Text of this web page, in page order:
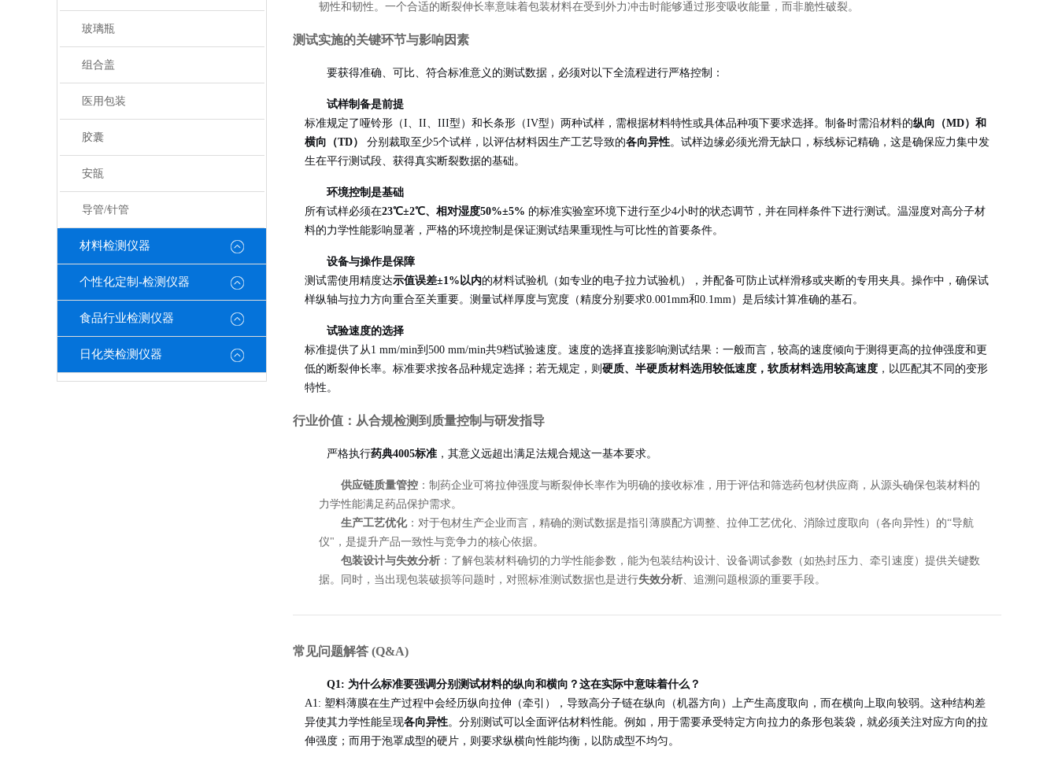
玻璃瓶
组合盖
医用包装
胶囊
安瓿
导管/针管
材料检测仪器
个性化定制-检测仪器
食品行业检测仪器
日化类检测仪器
韧性和韧性。一个合适的断裂伸长率意味着包装材料在受到外力冲击时能够通过形变吸收能量，而非脆性破裂。
测试实施的关键环节与影响因素
要获得准确、可比、符合标准意义的测试数据，必须对以下全流程进行严格控制：
试样制备是前提
标准规定了哑铃形（I、II、III型）和长条形（IV型）两种试样，需根据材料特性或具体品种项下要求选择。制备时需沿材料的纵向（MD）和
横向（TD）
分别裁取至少5个试样，以评估材料因生产工艺导致的各向异性。试样边缘必须光滑无缺口，标线标记精确，这是确保应力集中发
生在平行测试段、获得真实断裂数据的基础。
环境控制是基础
所有试样必须在23℃±2℃、相对湿度50%±5% 的标准实验室环境下进行至少4小时的状态调节，并在同样条件下进行测试。温湿度对高分子材
料的力学性能影响显著，严格的环境控制是保证测试结果重现性与可比性的首要条件。
设备与操作是保障
测试需使用精度达示值误差±1%以内的材料试验机（如专业的电子拉力试验机），并配备可防止试样滑移或夹断的专用夹具。操作中，确保试
样纵轴与拉力方向重合至关重要。测量试样厚度与宽度（精度分别要求0.001mm和0.1mm）是后续计算准确的基石。
试验速度的选择
标准提供了从1 mm/min到500 mm/min共9档试验速度。速度的选择直接影响测试结果：一般而言，较高的速度倾向于测得更高的拉伸强度和更
低的断裂伸长率。标准要求按各品种规定选择；若无规定，则 硬质、半硬质材料选用较低速度，软质材料选用较高速度 ，以匹配其不同的变形
特性。
行业价值：从合规检测到质量控制与研发指导
严格执行药典4005标准 ，其意义远超出满足法规合规这一基本要求。
供应链质量管控 ：制药企业可将拉伸强度与断裂伸长率作为明确的接收标准，用于评估和筛选药包材供应商，从源头确保包装材料的
力学性能满足药品保护需求。
生产工艺优化：对于包材生产企业而言，精确的测试数据是指引薄膜配方调整、拉伸工艺优化、消除过度取向（各向异性）的“导航
仪"，是提升产品一致性与竞争力的核心依据。
包装设计与失效分析 ：了解包装材料确切的力学性能参数，能为包装结构设计、设备调试参数（如热封压力、牵引速度）提供关键数
据。同时，当出现包装破损等问题时，对照标准测试数据也是进行失效分析、追溯问题根源的重要手段。
常见问题解答 (Q&A)
Q1: 为什么标准要强调分别测试材料的纵向和横向？这在实际中意味着什么？
A1: 塑料薄膜在生产过程中会经历纵向拉伸（牵引），导致高分子链在纵向（机器方向）上产生高度取向，而在横向上取向较弱。这种结构差
异使其力学性能呈现各向异性。分别测试可以全面评估材料性能。例如，用于需要承受特定方向拉力的条形包装袋，就必须关注对应方向的拉
伸强度；而用于泡罩成型的硬片，则要求纵横向性能均衡，以防成型不均匀。